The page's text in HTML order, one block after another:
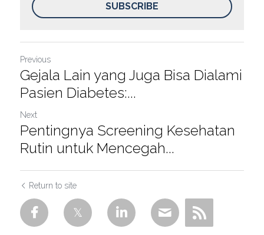
SUBSCRIBE
Previous
Gejala Lain yang Juga Bisa Dialami
Pasien Diabetes:...
Next
Pentingnya Screening Kesehatan
Rutin untuk Mencegah...
Return to site